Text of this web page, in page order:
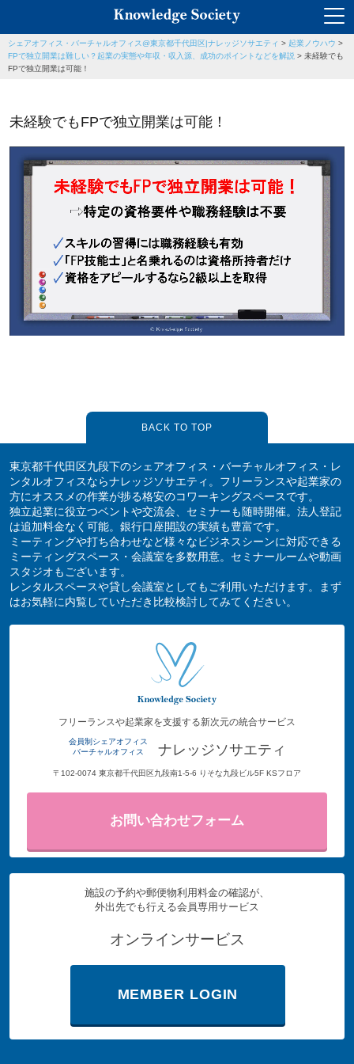
シェアオフィス・バーチャルオフィス@東京都千代田区|ナレッジソサエティ > 起業ノウハウ >
FPで独立開業は難しい？起業の実態や年収・収入源、成功のポイントなどを解説 > 未経験でも
FPで独立開業は可能！
未経験でもFPで独立開業は可能！
BACK TO TOP
東京都千代田区九段下のシェアオフィス・バーチャルオフィス・レ
ンタルオフィスならナレッジソサエティ。フリーランスや起業家の
方にオススメの作業が捗る格安のコワーキングスペースです。
独立起業に役立つベントや交流会、セミナーも随時開催。法人登記
は追加料金なく可能。銀行口座開設の実績も豊富です。
ミーティングや打ち合わせなど様々なビジネスシーンに対応できる
ミーティングスペース・会議室を多数用意。セミナールームや動画
スタジオもございます。
レンタルスペースや貸し会議室としてもご利用いただけます。まず
はお気軽に内覧していただき比較検討してみてください。
フリーランスや起業家を支援する新次元の統合サービス
会員制シェアオフィス
バーチャルオフィス
ナレッジソサエティ
〒102-0074 東京都千代田区九段南1-5-6 りそな九段ビル5F KSフロア
お問い合わせフォーム
施設の予約や郵便物利用料金の確認が、
外出先でも行える会員専用サービス
オンラインサービス
MEMBER LOGIN